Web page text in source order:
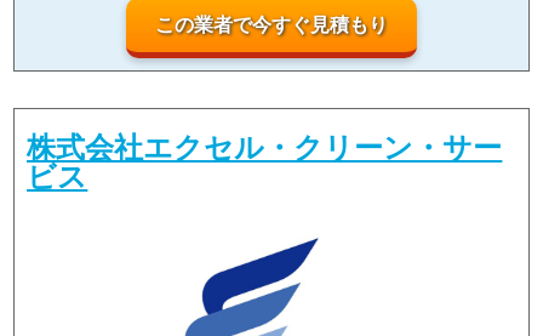
この業者で今すぐ見積もり
株式会社エクセル・クリーン・サー
ビス